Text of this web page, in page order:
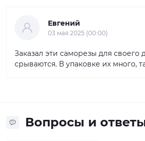
Евгений
03 мая 2025 (00:00)
Заказал эти саморезы для
срываются. В упаковке их много,
Вопросы и